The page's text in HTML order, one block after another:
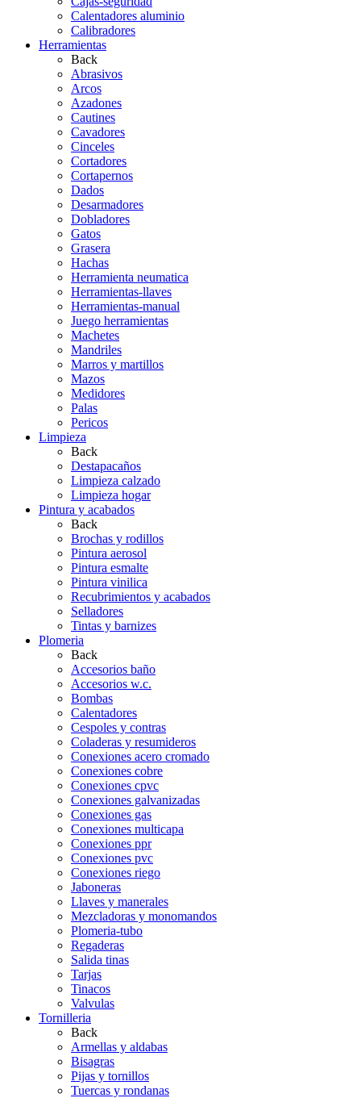
Calentadores aluminio
Calibradores
Herramientas
Back
Abrasivos
Arcos
Azadones
Cautines
Cavadores
Cinceles
Cortadores
Cortapernos
Dados
Desarmadores
Dobladores
Gatos
Grasera
Hachas
Herramienta neumatica
Herramientas-llaves
Herramientas-manual
Juego herramientas
Machetes
Mandriles
Marros y martillos
Mazos
Medidores
Palas
Pericos
Limpieza
Back
Destapacaños
Limpieza calzado
Limpieza hogar
Pintura y acabados
Back
Brochas y rodillos
Pintura aerosol
Pintura esmalte
Pintura vinilica
Recubrimientos y acabados
Selladores
Tintas y barnizes
Plomeria
Back
Accesorios baño
Accesorios w.c.
Bombas
Calentadores
Cespoles y contras
Coladeras y resumideros
Conexiones acero cromado
Conexiones cobre
Conexiones cpvc
Conexiones galvanizadas
Conexiones gas
Conexiones multicapa
Conexiones ppr
Conexiones pvc
Conexiones riego
Jaboneras
Llaves y manerales
Mezcladoras y monomandos
Plomeria-tubo
Regaderas
Salida tinas
Tarjas
Tinacos
Valvulas
Tornilleria
Back
Armellas y aldabas
Bisagras
Pijas y tornillos
Tuercas y rondanas